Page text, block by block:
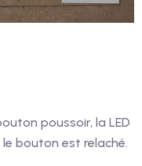
poussoir, la LED
le bouton est relaché.